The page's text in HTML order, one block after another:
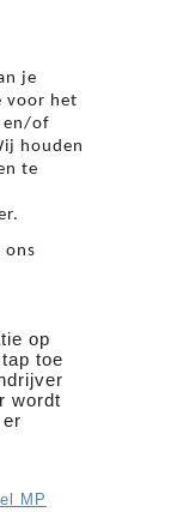
je
voor het
en/of
houden
te
ons
op
toe
wordt
MP